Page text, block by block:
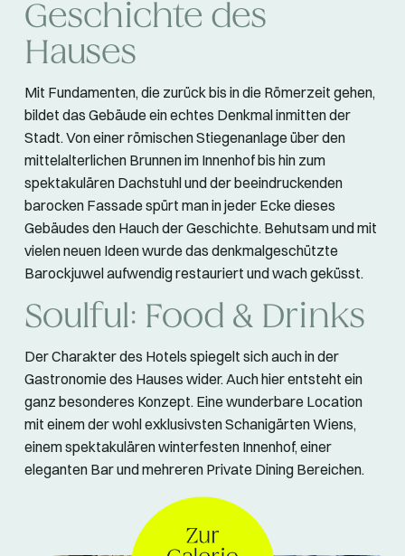
Geschichte des
Hauses
Mit Fundamenten, die zurück bis in die Römerzeit gehen,
bildet das Gebäude ein echtes Denkmal inmitten der
Stadt. Von einer römischen Stiegenanlage über den
mittelalterlichen Brunnen im Innenhof bis hin zum
spektakulären Dachstuhl und der beeindruckenden
barocken Fassade spürt man in jeder Ecke dieses
Gebäudes den Hauch der Geschichte. Behutsam und mit
vielen neuen Ideen wurde das denkmalgeschützte
Barockjuwel aufwendig restauriert und wach geküsst.
Soulful: Food & Drinks
Der Charakter des Hotels spiegelt sich auch in der
Gastronomie des Hauses wider. Auch hier entsteht ein
ganz besonderes Konzept. Eine wunderbare Location
mit einem der wohl exklusivsten Schanigärten Wiens,
einem spektakulären winterfesten Innenhof, einer
eleganten Bar und mehreren Private Dining Bereichen.